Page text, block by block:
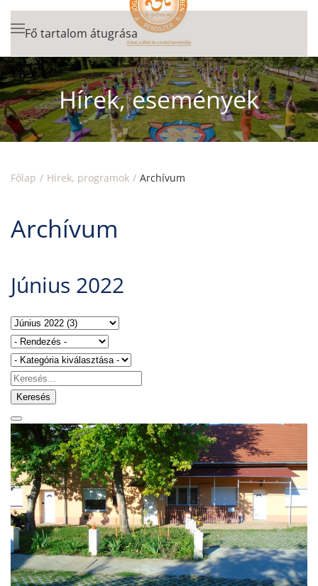
Fő tartalom átugrása
Hírek, események
Főlap Hírek, programok Archívum
Archívum
Június 2022
Keresés